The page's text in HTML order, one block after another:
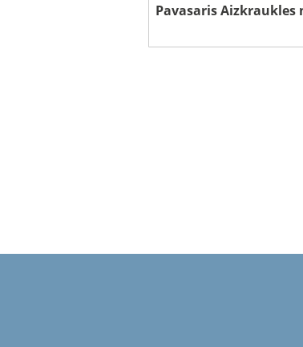
Pavasaris Aizkraukles